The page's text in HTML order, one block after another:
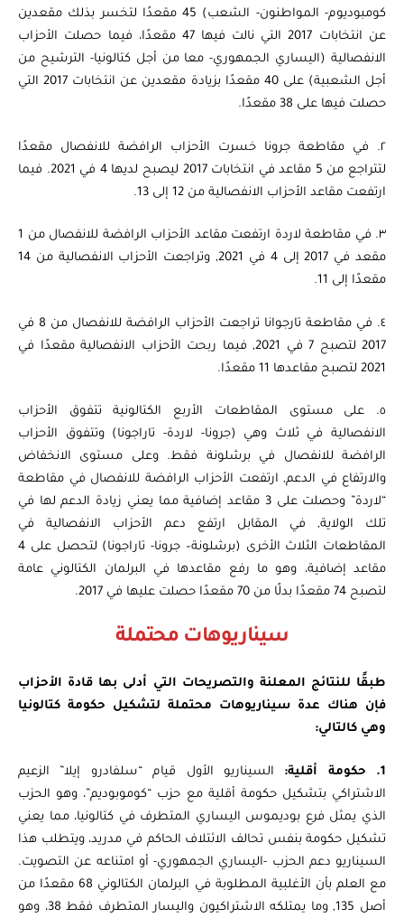
كومبوديوم- المواطنون- الشعب) 45 مقعدًا لتخسر بذلك مقعدين
عن انتخابات 2017 التي نالت فيها 47 مقعدًا، فيما حصلت الأحزاب
الانفصالية (اليساري الجمهوري- معا من أجل كتالونيا- الترشيح من
أجل الشعبية) على 40 مقعدًا بزيادة مقعدين عن انتخابات 2017 التي
حصلت فيها على 38 مقعدًا.
٢. في مقاطعة جرونا خسرت الأحزاب الرافضة للانفصال مقعدًا
لتتراجع من 5 مقاعد في انتخابات 2017 ليصبح لديها 4 في 2021. فيما
ارتفعت مقاعد الأحزاب الانفصالية من 12 إلى 13.
٣. في مقاطعة لاردة ارتفعت مقاعد الأحزاب الرافضة للانفصال من 1
مقعد في 2017 إلى 4 في 2021, وتراجعت الأحزاب الانفصالية من 14
مقعدًا إلى 11.
٤. في مقاطعة تارجوانا تراجعت الأحزاب الرافضة للانفصال من 8 في
2017 لتصبح 7 في 2021, فيما ربحت الأحزاب الانفصالية مقعدًا في
2021 لتصبح مقاعدها 11 مقعدًا.
٥. على مستوى المقاطعات الأربع الكتالونية تتفوق الأحزاب
الانفصالية في ثلاث وهي (جرونا- لاردة- تاراجونا) وتتفوق الأحزاب
الرافضة للانفصال في برشلونة فقط. وعلى مستوى الانخفاض
والارتفاع في الدعم, ارتفعت الأحزاب الرافضة للانفصال في مقاطعة
“لاردة” وحصلت على 3 مقاعد إضافية مما يعني زيادة الدعم لها في
تلك الولاية, في المقابل ارتفع دعم الأحزاب الانفصالية في
المقاطعات الثلاث الأخرى (برشلونة– جرونا- تاراجونا) لتحصل على 4
مقاعد إضافية، وهو ما رفع مقاعدها في البرلمان الكتالوني عامة
لتصبح 74 مقعدًا بدلًا من 70 مقعدًا حصلت عليها في 2017.
سيناريوهات محتملة
طبقًا للنتائج المعلنة والتصريحات التي أدلى بها قادة الأحزاب
فإن هناك عدة سيناريوهات محتملة لتشكيل حكومة كتالونيا
وهي كالتالي:
السيناريو الأول قيام “سلفادرو إيلا” الزعيم
الاشتراكي بتشكيل حكومة أقلية مع حزب “كوموبوديم”، وهو الحزب
الذي يمثل فرع بوديموس اليساري المتطرف في كتالونيا، مما يعني
تشكيل حكومة بنفس تحالف الائتلاف الحاكم في مدريد، ويتطلب هذا
السيناريو دعم الحزب -اليساري الجمهوري- أو امتناعه عن التصويت.
مع العلم بأن الأغلبية المطلوبة في البرلمان الكتالوني 68 مقعدًا من
أصل 135, وما يمتلكه الاشتراكيون واليسار المتطرف فقط 38، وهو